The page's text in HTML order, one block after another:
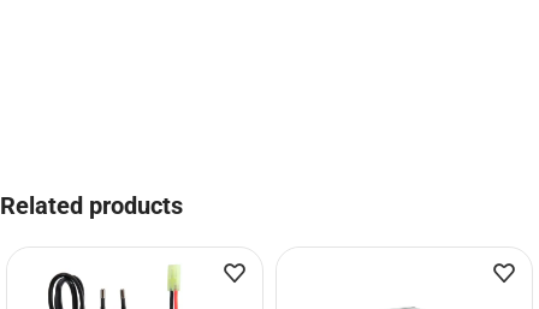
Related products